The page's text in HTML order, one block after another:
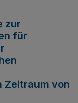
zur
für
Zeitraum von